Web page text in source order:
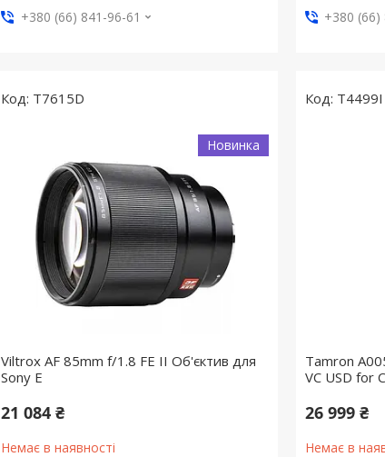
+380 (66) 841-96-61
+380 (66)
T7615D
Новинка
Viltrox AF 85mm f/1.8 FE II Об'єктив для
Sony E
21 084 ₴
Немає в наявності
T4499I
Tamron
VC USD for
26 999 ₴
Немає в